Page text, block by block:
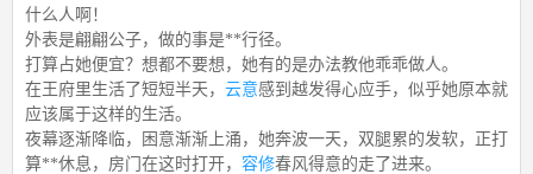
什么人啊！
外表是翩翩公子，做的事是**行径。
打算占她便宜？想都不要想，她有的是办法教他乖乖做人。
在王府里生活了短短半天， 云意感到越发得心应手，似乎她原本就
应该属于这样的生活。
夜幕逐渐降临，困意渐渐上涌，她奔波一天，双腿累的发软，正打
算**休息，房门在这时打开， 容修春风得意的走了进来。